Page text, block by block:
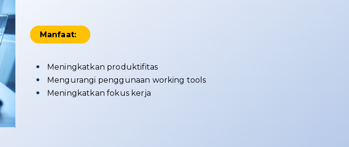
Manfaat:
Meningkatkan produktifitas
Mengurangi penggunaan working tools
Meningkatkan fokus kerja